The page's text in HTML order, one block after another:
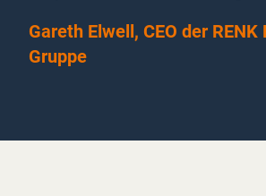
Gareth Elwell, CEO der
Gruppe